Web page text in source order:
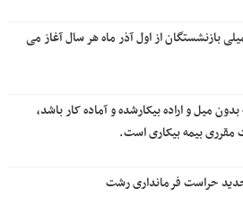
بازنشستگان از اول آذر ماه هر سال آغاز می
میل و اراده بیکارشده و آماده کار باشد،
بیمه بیکاری است.
حراست فرمانداری رشت